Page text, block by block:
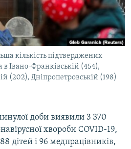
кількість підтверджених
в Івано-Франківській (454),
(202), Дніпропетровській (198)
доби виявили 3 370
хвороби COVID-19,
дітей і 96 медпрацівників,